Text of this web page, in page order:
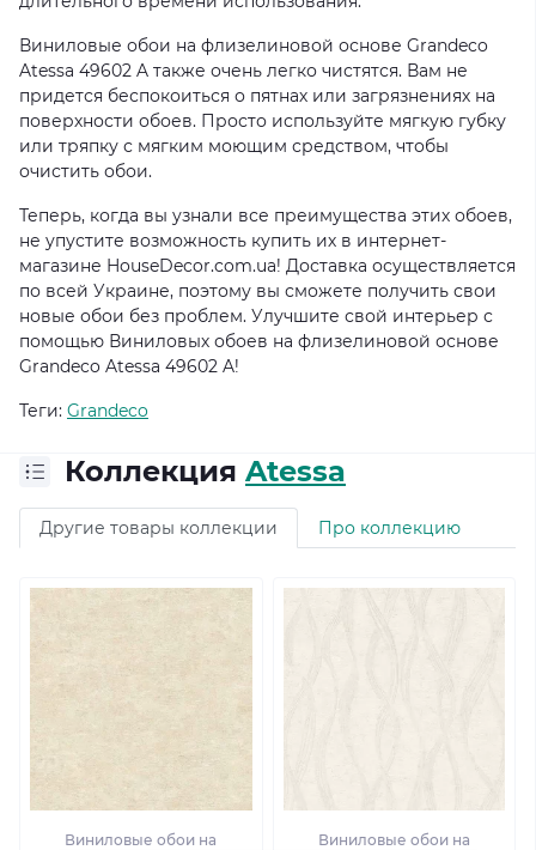
Виниловые обои на флизелиновой основе Grandeco
Atessa 49602 A также очень легко чистятся. Вам не
придется беспокоиться о пятнах или загрязнениях на
поверхности обоев. Просто используйте мягкую губку
или тряпку с мягким моющим средством, чтобы
очистить обои.
Теперь, когда вы узнали все преимущества этих обоев,
не упустите возможность купить их в интернет-
магазине HouseDecor.com.ua! Доставка осуществляется
по всей Украине, поэтому вы сможете получить свои
новые обои без проблем. Улучшите свой интерьер с
помощью Виниловых обоев на флизелиновой основе
Grandeco Atessa 49602 A!
Теги: Grandeco
Коллекция Atessa
Другие товары коллекции Про коллекцию
Виниловые обои на
Виниловые обои на